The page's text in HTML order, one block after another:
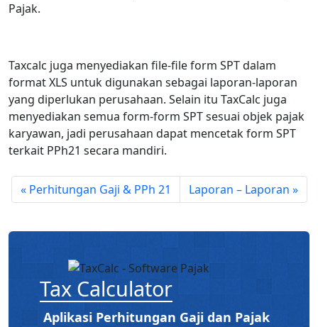
Pajak.
Taxcalc juga menyediakan file-file form SPT dalam
format XLS untuk digunakan sebagai laporan-laporan
yang diperlukan perusahaan. Selain itu TaxCalc juga
menyediakan semua form-form SPT sesuai objek pajak
karyawan, jadi perusahaan dapat mencetak form SPT
terkait PPh21 secara mandiri.
Perhitungan Gaji & PPh 21 Laporan – Laporan
Tax Calculator
Aplikasi Perhitungan Gaji dan Pajak